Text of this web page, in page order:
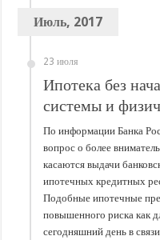
Июль, 2017
23 июля
Ипотека без
системы и
По информации Банка
вопрос о более
касаются выдачи
ипотечных кредитных
Подобные ипотечные
повышенного риска как
сегодняшний день в